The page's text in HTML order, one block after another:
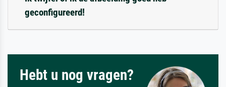
geconfigureerd!
Hebt u nog vragen?